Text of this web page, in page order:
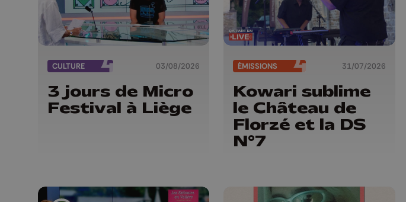
CULTURE 03/08/2026
3 jours de Micro
Festival à Liège
ÉMISSIONS 31/07/2026
Kowari sublime
le Château de
Florzé et la DS
N°7